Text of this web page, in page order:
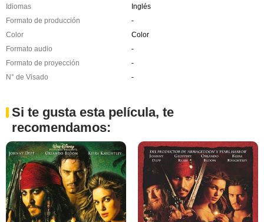
Idiomas
Inglés
Formato de producción
-
Color
Color
Formato audio
-
Formato de proyección
-
N° de Visado
-
Si te gusta esta película, te
recomendamos: